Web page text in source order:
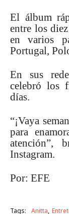
El álbum
entre los
en varios
Portugal,
En sus
celebró los
días.
“¡Vaya
para
atención”,
Instagram.
Por: EFE
Tags: Anitta